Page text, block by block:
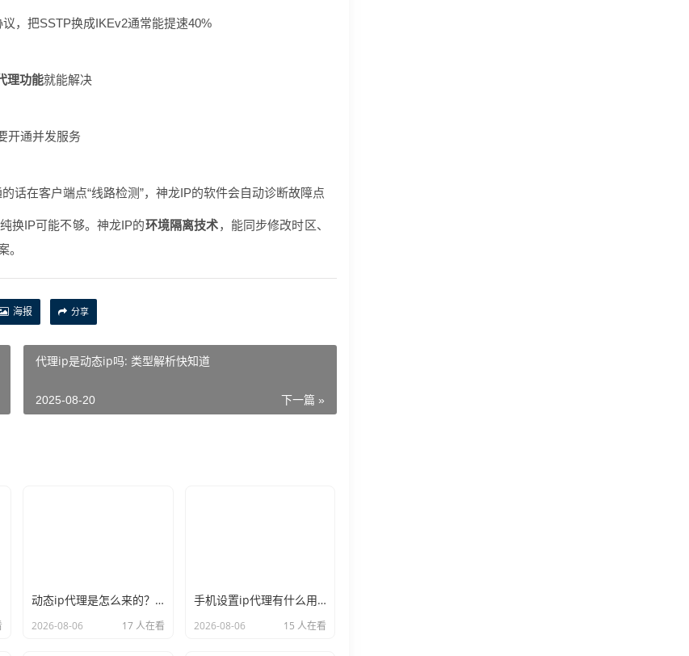
，把SSTP换成IKEv2通常能提速40%
理功能就能解决
开通并发服务
话在客户端点“线路检测”，神龙IP的软件会自动诊断故障点
换IP可能不够。神龙IP的环境隔离技术，能同步修改时区、
。
海报 分享
代理ip是动态ip吗: 类型解析快知道
下一篇 »
2025-08-20
动态ip代理是怎么来的？背后的原理比你想象的精彩
2026-08-06 17 人在看
手机设置ip代理有什么用？不只是改定位那么简单
2026-08-06 15 人在看